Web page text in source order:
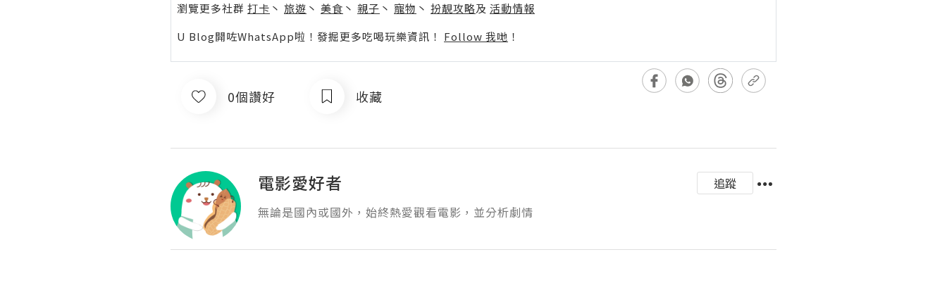
瀏覽更多社群 打卡 丶 旅遊 丶 美食 丶 親子 丶 寵物 丶 扮靚攻略及 活動情報
U Blog開咗WhatsApp啦！發掘更多吃喝玩樂資訊！ Follow 我哋 ！
0個讚好 收藏
電影愛好者
追蹤
無論是國內或國外，始終熱愛觀看電影，並分析劇情